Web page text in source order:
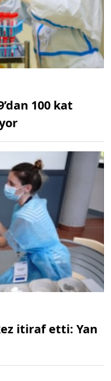
100 kat
itiraf etti: Yan